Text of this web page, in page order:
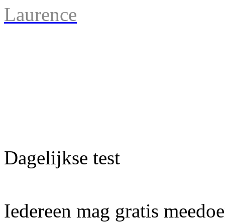
Laurence
Dagelijkse test
Iedereen mag gratis